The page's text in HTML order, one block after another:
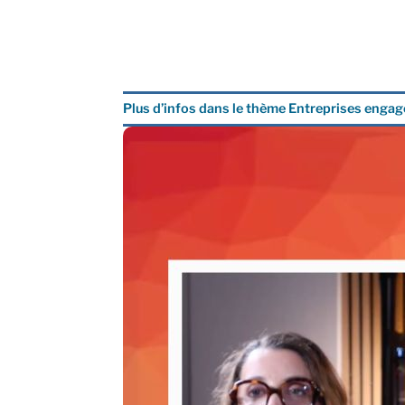
Plus d’infos dans le thème Entreprises